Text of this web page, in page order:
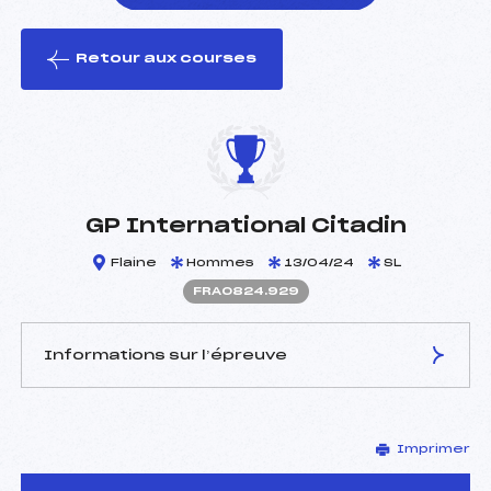
le ski
Retour aux courses
GP International Citadin
Flaine Hommes 13/04/24 SL
FRA0824.929
Informations sur l’épreuve
DEBART JEAN-LOUIS
(FRA)
Imprimer